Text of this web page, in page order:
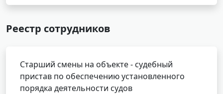
Реестр сотрудников
Старший смены на объекте - судебный
пристав по обеспечению установленного
порядка деятельности судов